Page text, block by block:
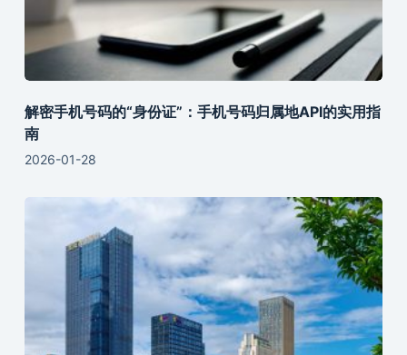
解密手机号码的“身份证”：手机号码归属地API的实用指
南
2026-01-28